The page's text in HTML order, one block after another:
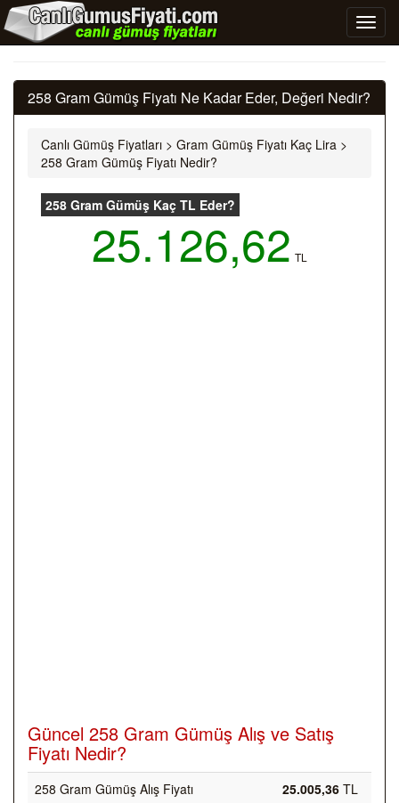
258 Gram Gümüş Fiyatı Ne Kadar Eder, Değeri Nedir?
Canlı Gümüş Fiyatları > Gram Gümüş Fiyatı Kaç Lira >
258 Gram Gümüş Fiyatı Nedir?
258 Gram Gümüş Kaç TL Eder?
25.126,62 TL
Güncel 258 Gram Gümüş Alış ve Satış
Fiyatı Nedir?
258 Gram Gümüş Alış Fiyatı 25.005,36 TL